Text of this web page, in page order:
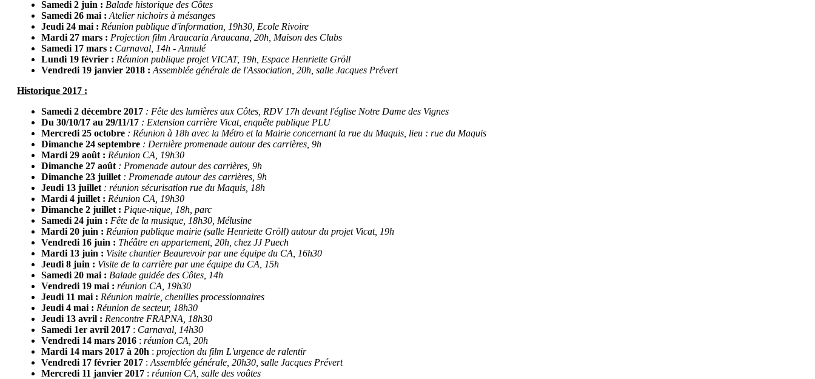
Samedi 2 juin : Balade historique des Côtes
Samedi 26 mai : Atelier nichoirs à mésanges
Jeudi 24 mai : Réunion publique d'information, 19h30, Ecole Rivoire
Mardi 27 mars : Projection film Araucaria Araucana, 20h, Maison des Clubs
Samedi 17 mars : Carnaval, 14h - Annulé
Lundi 19 février : Réunion publique projet VICAT, 19h, Espace Henriette Gröll
Vendredi 19 janvier 2018 : Assemblée générale de l'Association, 20h, salle Jacques Prévert
Historique 2017 :
Samedi 2 décembre 2017: Fête des lumières aux Côtes, RDV 17h devant l'église Notre Dame des Vignes
Du 30/10/17 au 29/11/17 : Extension carrière Vicat, enquête publique PLU
Mercredi 25 octobre: Réunion à 18h avec la Métro et la Mairie concernant la rue du Maquis, lieu : rue du Maquis
Dimanche 24 septembre: Dernière promenade autour des carrières, 9h
Mardi 29 août : Réunion CA, 19h30
Dimanche 27 août: Promenade autour des carrières, 9h
Dimanche 23 juillet: Promenade autour des carrières, 9h
Jeudi 13 juillet: réunion sécurisation rue du Maquis, 18h
Mardi 4 juillet : Réunion CA, 19h30
Dimanche 2 juillet : Pique-nique, 18h, parc
Samedi 24 juin : Fête de la musique, 18h30, Mélusine
Mardi 20 juin : Réunion publique mairie (salle Henriette Gröll) autour du projet Vicat, 19h
Vendredi 16 juin : Théâtre en appartement, 20h, chez JJ Puech
Mardi 13 juin : Visite chantier Beaurevoir par une équipe du CA, 16h30
Jeudi 8 juin : Visite de la carrière par une équipe du CA, 15h
Samedi 20 mai : Balade guidée des Côtes, 14h
Vendredi 19 mai : réunion CA, 19h30
Jeudi 11 mai : Réunion mairie, chenilles processionnaires
Jeudi 4 mai : Réunion de secteur, 18h30
Jeudi 13 avril : Rencontre FRAPNA, 18h30
Samedi 1er avril 2017: Carnaval, 14h30
Vendredi 14 mars 2016: réunion CA, 20h
Mardi 14 mars 2017 à 20h : projection du film L'urgence de ralentir
Vendredi 17 février 2017: Assemblée générale, 20h30, salle Jacques Prévert
Mercredi 11 janvier 2017: réunion CA, salle des voûtes